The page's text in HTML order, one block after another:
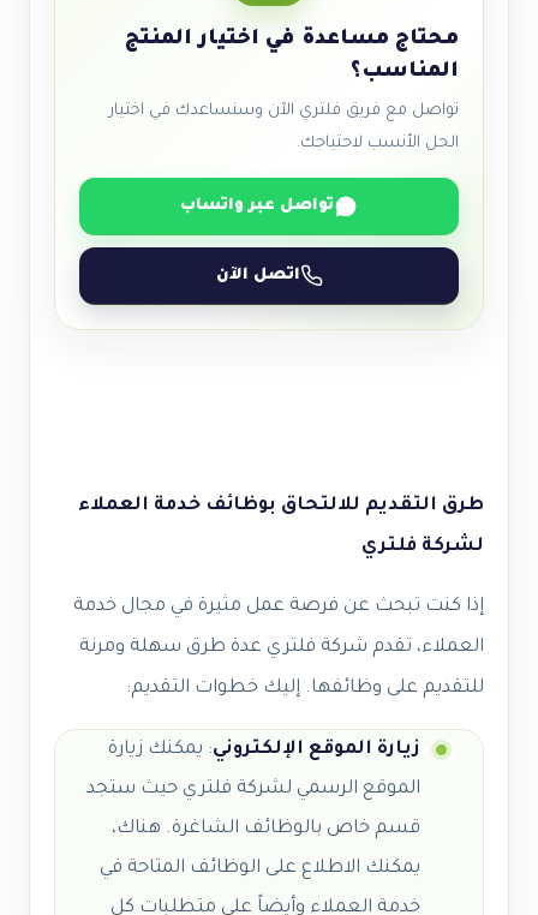
محتاج مساعدة في اختيار المنتج
المناسب؟
تواصل مع فريق فلتري الآن وسنساعدك في اختيار
الحل الأنسب لاحتياجك.
تواصل عبر واتساب
اتصل الآن
طرق التقديم للالتحاق بوظائف خدمة العملاء
لشركة فلتري
إذا كنت تبحث عن فرصة عمل مثيرة في مجال خدمة
العملاء، تقدم شركة فلتري عدة طرق سهلة ومرنة
للتقديم على وظائفها. إليك خطوات التقديم:
زيارة الموقع الإلكتروني: يمكنك زيارة
الموقع الرسمي لشركة فلتري حيث ستجد
قسم خاص بالوظائف الشاغرة. هناك،
يمكنك الاطلاع على الوظائف المتاحة في
خدمة العملاء وأيضاً على متطلبات كل